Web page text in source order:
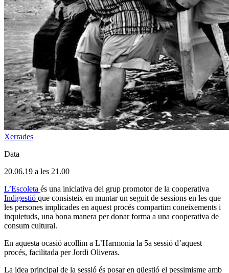
Xerrades
Data
20.06.19 a les 21.00
L’Escoleta és una iniciativa del grup promotor de la cooperativa
Indigestió que consisteix en muntar un seguit de sessions en les que
les persones implicades en aquest procés compartim coneixements i
inquietuds, una bona manera per donar forma a una cooperativa de
consum cultural.
En aquesta ocasió acollim a L’Harmonia la 5a sessió d’aquest
procés, facilitada per Jordi Oliveras.
La idea principal de la sessió és posar en qüestió el pessimisme amb